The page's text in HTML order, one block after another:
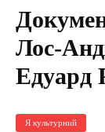
Лос-
Едуард
Я культурний